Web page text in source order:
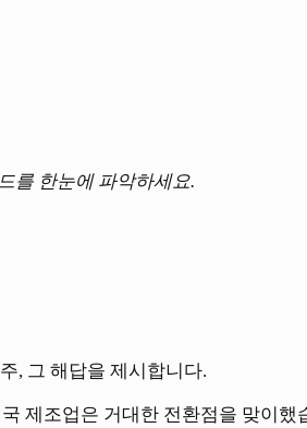
를 한눈에 파악하세요.
, 그 해답을 제시합니다.
제조업은 거대한 전환점을 맞이